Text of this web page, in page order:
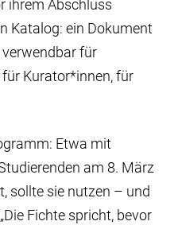
ihrem Abschluss
Katalog: ein Dokument
für
Kurator*innen, für
Etwa mit
am 8. März
sollte sie nutzen – und
Fichte spricht, bevor